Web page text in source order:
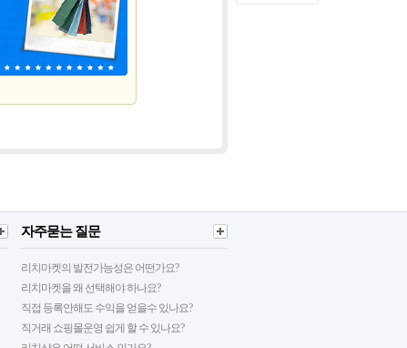
자주묻는 질문
리치마켓의 발전가능성은 어떤가요?
리치마켓을 왜 선택해야 하나요?
직접 등록안해도 수익을 얻을수 있나요?
직거래 쇼핑몰운영 쉽게 할 수 있나요?